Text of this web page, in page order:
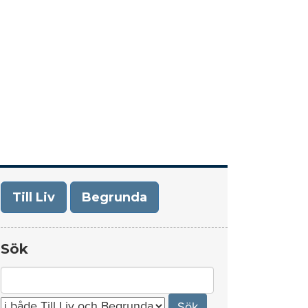
Till Liv Begrunda
Sök
for: